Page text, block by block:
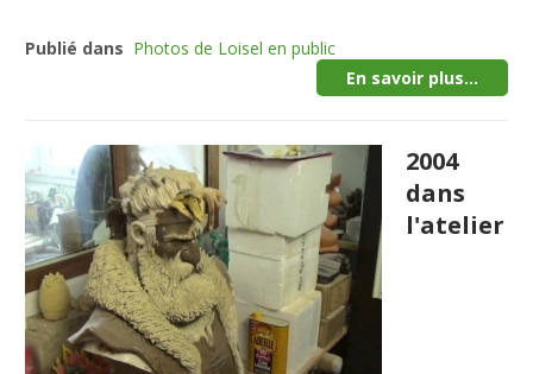
Publié dans Photos de Loisel en public
En savoir plus...
2004
dans
l'atelier